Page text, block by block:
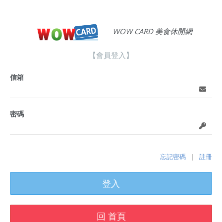
WOW CARD 美食休閒網
【會員登入】
信箱
密碼
忘記密碼 | 註冊
登入
回 首頁